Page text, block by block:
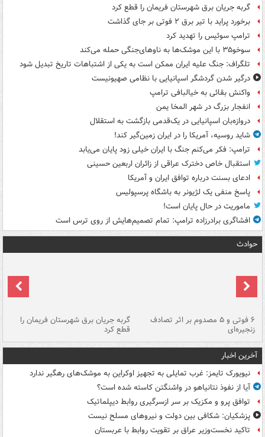
گربه جریان برق شهرستان فریمان را قطع کرد
برخورد پراید با تیر برق ۲ فوتی بر جای گذاشت
ترامپ سوئیس را تهدید کرد
سوخو۳۵ با این موشک‌ها به ناوهای‌جنگی حمله می‌کند
تلگراف: جنگ علیه ایران ممکن است به یکی از اشتباهات تاریخ تبدیل شود
درگیر شدن گردشگر اسپانیایی با نظامی صهیونیست
واکنش بقائی به خیالبافی ترامپ
انفجار بزرگ در شهر المخا یمن
دروازه‌بان اسپانیایی در یک‌قدمی بازگشت به استقلال
شاید روسیه، آمریکا را در ایران زمین‌گیر کند!
ترامپ: فکر می‌کنم جنگ با ایران خیلی زود پایان می‌یابد
استقبال خاص دخترک عراقی از زائران اربعین حسینی
ادعای بسنت درباره توافق ایران و آمریکا
پاسخ منفی یک لژیونر به باشگاه پرسپولیس
ماموریت در حال پایان است!
افشاگری برادرزاده ترامپ: تمام تصمیم‌هایش از روی ترس است
حوادث
۶ فوتی و ۵ مصدوم بر اثر تصادف
زنجیره‌ای
گربه جریان برق شهرستان فریمان را
قطع کرد
آخرین اخبار
نیویورک تایمز: غرب تمایلی به تجهیز اوکراین به موشک‌های رهگیر ندارد
آیا از نفوذ نتانیاهو در واشنگتن کاسته شده است؟
توافق پرو و مکزیک بر سر ازسرگیری روابط دیپلماتیک
پزشکیان: شکافی بین دولت و نیروهای مسلح نیست
تاکید نخست‌وزیر عراق بر تقویت روابط با عربستان